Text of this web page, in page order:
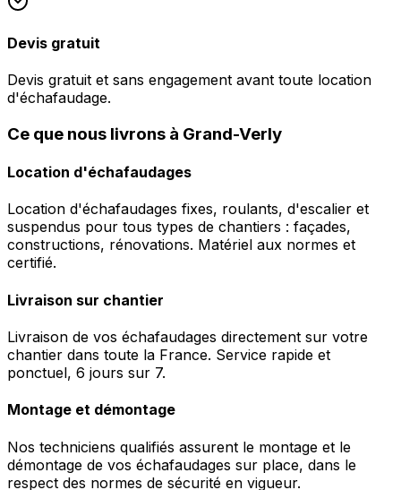
Devis gratuit
Devis gratuit et sans engagement avant toute location
d'échafaudage.
Ce que nous livrons à Grand-Verly
Location d'échafaudages
Location d'échafaudages fixes, roulants, d'escalier et
suspendus pour tous types de chantiers : façades,
constructions, rénovations. Matériel aux normes et
certifié.
Livraison sur chantier
Livraison de vos échafaudages directement sur votre
chantier dans toute la France. Service rapide et
ponctuel, 6 jours sur 7.
Montage et démontage
Nos techniciens qualifiés assurent le montage et le
démontage de vos échafaudages sur place, dans le
respect des normes de sécurité en vigueur.